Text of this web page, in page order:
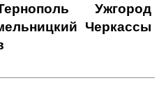
Ужгород
Черкассы